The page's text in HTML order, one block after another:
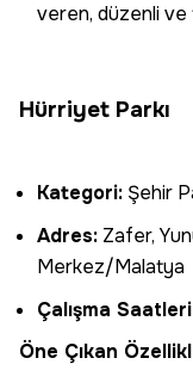
veren, düzenli ve
Hürriyet Parkı
Kategori: Şehir
Adres: Zafer,
Merkez/Malatya
Çalışma
Öne Çıkan